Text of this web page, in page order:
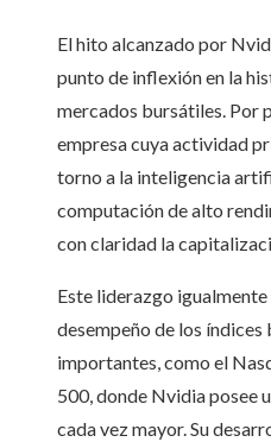
El hito alcanzado por
punto de inflexión en la
mercados bursátiles. Por
empresa cuya actividad
torno a la inteligencia
computación de alto
con claridad la
Este liderazgo
desempeño de los índices
importantes, como el
500, donde Nvidia posee
cada vez mayor. Su